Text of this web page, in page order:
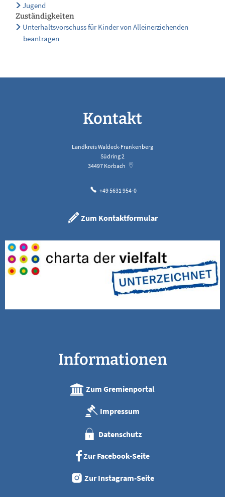
Jugend
Zuständigkeiten
Unterhaltsvorschuss für Kinder von Alleinerziehenden
beantragen
Kontakt
Landkreis Waldeck-Frankenberg
Südring 2
34497 Korbach
+49 5631 954-0
Zum Kontaktformular
Informationen
Zum Gremienportal
Impressum
Datenschutz
Zur Facebook-Seite
Zur Instagram-Seite